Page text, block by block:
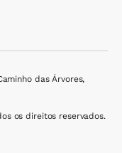
das Árvores,
os direitos reservados.